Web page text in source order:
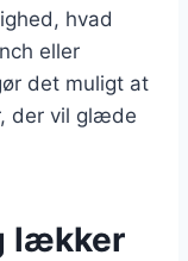
hvad
eller
det muligt at
der vil glæde
lækker